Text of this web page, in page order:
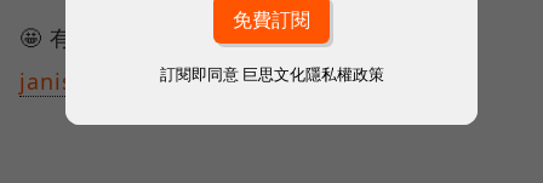
🤩 有合作需求請洽：
janis.chien@bnext.com.tw
訂閱即同意 巨思文化隱私權政策